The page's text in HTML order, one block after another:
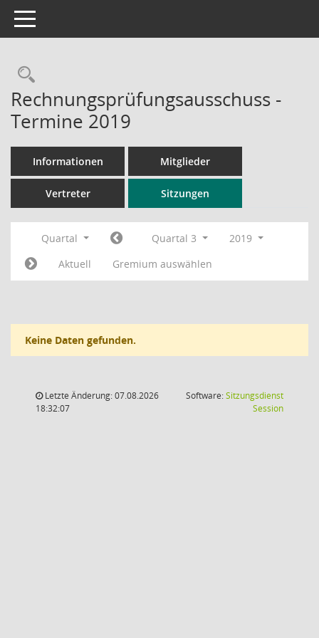
Toggle navigation
Rechercheauswahl
Rechnungsprüfungsausschuss -
Termine 2019
Informationen Mitglieder
Vertreter Sitzungen
Quartal Quartal 3
2019
Aktuell
Gremium auswählen
Keine Daten gefunden.
Letzte Änderung: 07.08.2026
18:32:07
Software:Sitzungsdienst
Session(Wird in